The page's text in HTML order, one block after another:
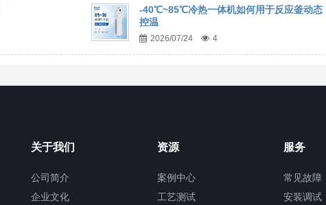
-40℃~85℃冷热一体机如何用于反应釜动态
控温
2026/07/24 4
关于我们
公司简介
企业文化
资源
案例中心
工艺测试
服务
常见故障
安装调试